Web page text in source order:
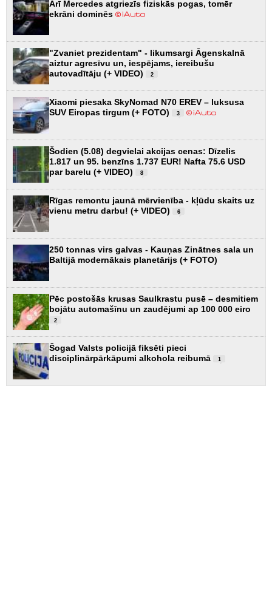
Arī Mercedes atgriezīs fiziskās pogas, tomēr
ekrāni dominēs
"Zvaniet prezidentam" - likumsargi Āgenskalnā
aiztur agresīvu un, iespējams, iereibušu
autovadītāju (+ VIDEO)
2
Xiaomi piesaka SkyNomad N70 EREV – luksusa
SUV Eiropas tirgum (+ FOTO)
3
Šodien (5.08) degvielai akcijas cenas: Dīzelis
1.817 un 95. benzīns 1.737 EUR! Nafta 75.6 USD
par barelu (+ VIDEO)
8
Rīgas remontu jaunā mērvienība - kļūdu skaits uz
vienu metru darbu! (+ VIDEO)
6
250 tonnas virs galvas - Kauņas Zinātnes sala un
Baltijā modernākais planetārijs (+ FOTO)
Pēc postošās krusas Saulkrastu pusē – desmitiem
bojātu automašīnu un zaudējumi ap 100 000 eiro
2
Šogad Valsts policijā fiksēti pieci
disciplinārpārkāpumi alkohola reibumā
1